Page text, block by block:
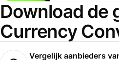
Download de
Currency
Vergelijk aanbieders